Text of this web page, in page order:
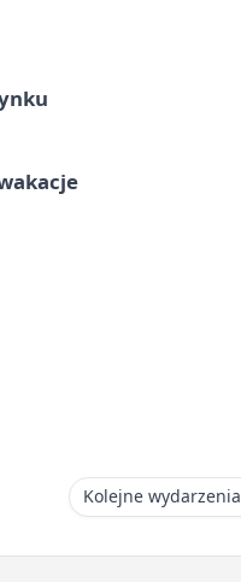
Kolejne wydarzenia